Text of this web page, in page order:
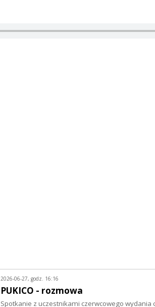
2026-06-27, godz. 16:16
PUKICO - rozmowa
Spotkanie z uczestnikami czerwcowego wydania